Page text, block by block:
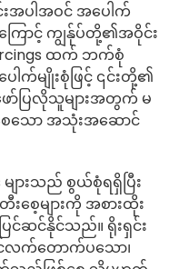
းအပါအဝင် အပေါက်
ောင့် ကျွန်ုပ်တို့၏အဝိုင်း
ထက် ဘက်စုံ
က်မျိုးစုံဖြင့် ၎င်းတို့၏
ပြလိုသူများအတွက် မ
ေသော အသုံးအဆောင်
ျားသည် စွယ်စုံရရှိပြီး
ေ့များကို အစားထိုး
ဆင်နိုင်သည်။ ရိုးရှင်း
င်လက်တောက်ပသော၊